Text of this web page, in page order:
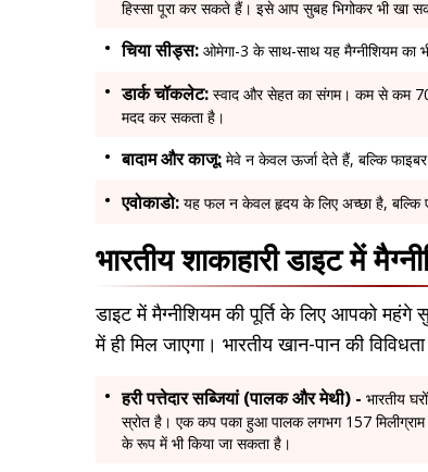
हिस्सा पूरा कर सकते हैं। इसे आप सुबह भिगोकर भी खा
चिया सीड्स: ओमेगा-3 के साथ-साथ यह मैग्नीशियम का
डार्क चॉकलेट: स्वाद और सेहत का संगम। कम से कम
मदद कर सकता है।
बादाम और काजू: मेवे न केवल ऊर्जा देते हैं, बल्कि
एवोकाडो: यह फल न केवल हृदय के लिए अच्छा है, बल्कि
भारतीय शाकाहारी डाइट में
डाइट में मैग्नीशियम की पूर्ति के लिए आपको
में ही मिल जाएगा। भारतीय खान-पान की
हरी पत्तेदार सब्जियां (पालक और मेथी) - भारतीय
स्रोत है। एक कप पका हुआ पालक लगभग 157 मिलीग्राम
के रूप में भी किया जा सकता है।